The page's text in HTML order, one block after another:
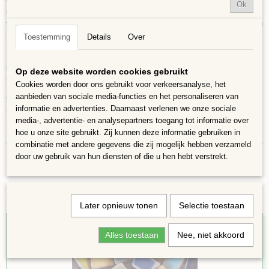
geglazuurd. Ze zijn UV- en weerbestendig, maar we raden af ​​om ze bloot
te stellen aan vocht bij vrieskou, omdat ze dan kunnen delamineren. Als u
ze buiten gebruikt, zorg er dan voor dat ze beschermd zijn tegen regen.
opvulling of detaillering. De tegeltjes zijn kleurvast en geschikt voor
binnen en buiten. Er wel omdenken dat ze bij strenge vorst binnen komen
Omdat de afmetingen van de stukjes variëren kunnen de aantallen in een
bakje ook verschillen, kleuren kunnen iets afwijken van de foto
Ook interessant
Ok
Toestemming Details Over
Op deze website worden cookies gebruikt
Cookies worden door ons gebruikt voor verkeersanalyse, het
aanbieden van sociale media-functies en het personaliseren van
informatie en advertenties. Daarnaast verlenen we onze sociale
media-, advertentie- en analysepartners toegang tot informatie over
hoe u onze site gebruikt. Zij kunnen deze informatie gebruiken in
combinatie met andere gegevens die zij mogelijk hebben verzameld
door uw gebruik van hun diensten of die u hen hebt verstrekt.
Later opnieuw tonen Selectie toestaan
Alles toestaan Nee, niet akkoord